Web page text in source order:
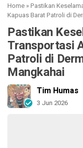
Home »Pastikan
Kapuas Barat Patroli di
Pastikan
Transportasi
Patroli di
Mangkahai
Tim Humas
3 Jun 2026